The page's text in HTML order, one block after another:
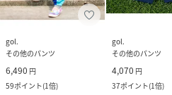
gol.
その他のパンツ
6,490 円
59ポイント(1倍)
gol.
その他のパンツ
4,070 円
37ポイント(1倍)